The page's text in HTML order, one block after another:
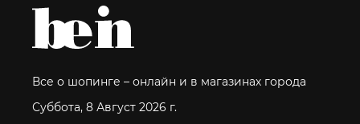
Все о шопинге – онлайн и в магазинах города
Суббота, 8 Август 2026 г.